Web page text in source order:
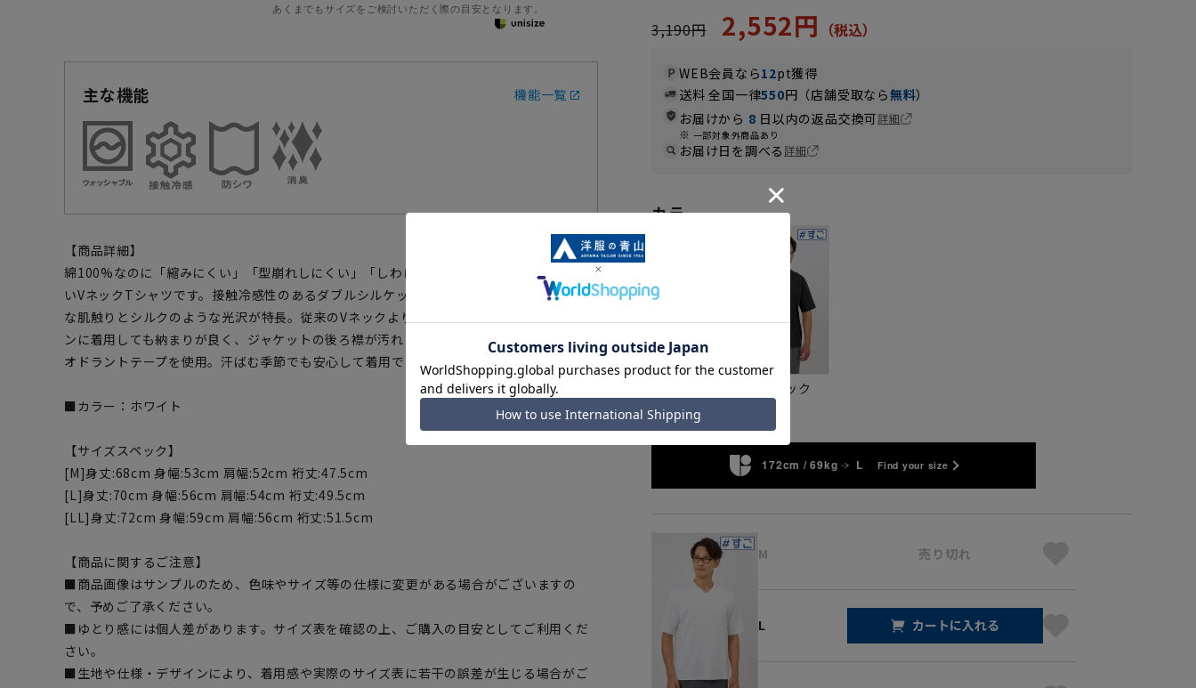
あくまでもサイズをご検討いただく際の目安となります。
主な機能 機能一覧
【商品詳細】
綿100%なのに「縮みにくい」「型崩れしにくい」「しわになりにくい」形態安定性の高
いVネックTシャツです。接触冷感性のあるダブルシルケットコットンを使用し、なめらか
な肌触りとシルクのような光沢が特長。従来のVネックより若干角度を変えてジャケットイ
ンに着用しても納まりが良く、ジャケットの後ろ襟が汚れにくい仕様。消臭効果のあるデ
オドラントテープを使用。汗ばむ季節でも安心して着用できるオススメの1着です。
■カラー：ホワイト
【サイズスペック】
[M]身丈:68cm 身幅:53cm 肩幅:52cm 裄丈:47.5cm
[L]身丈:70cm 身幅:56cm 肩幅:54cm 裄丈:49.5cm
[LL]身丈:72cm 身幅:59cm 肩幅:56cm 裄丈:51.5cm
【商品に関するご注意】
■商品画像はサンプルのため、色味やサイズ等の仕様に変更がある場合がございますの
で、予めご了承ください。
■ゆとり感には個人差があります。サイズ表を確認の上、ご購入の目安としてご利用くだ
さい。
■生地や仕様・デザインにより、着用感や実際のサイズ表に若干の誤差が生じる場合がご
3,190円 2,552円
WEB会員なら12pt獲得
送料 全国一律550円（店舗受取なら無料）
お届けから 8 日以内の返品交換可詳細
一部対象外商品あり
お届け日を調べる詳細
カラー
ブラック
172cm / 69kg L Find your size
M 売り切れ
L カートに入れる